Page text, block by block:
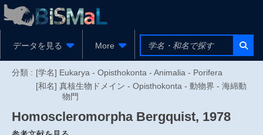
データを見る More
分類 : [学名] Eukarya - Opisthokonta - Animalia - Porifera
[和名] 真核生物ドメイン - Opisthokonta - 動物界 - 海綿動
物門
HomoscleromorphaBergquist, 1978